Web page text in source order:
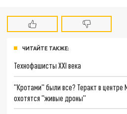
ЧИТАЙТЕ ТАКЖЕ:
Технофашисты XXI века
"Кротами" были все? Теракт в центре
охотятся "живые дроны"